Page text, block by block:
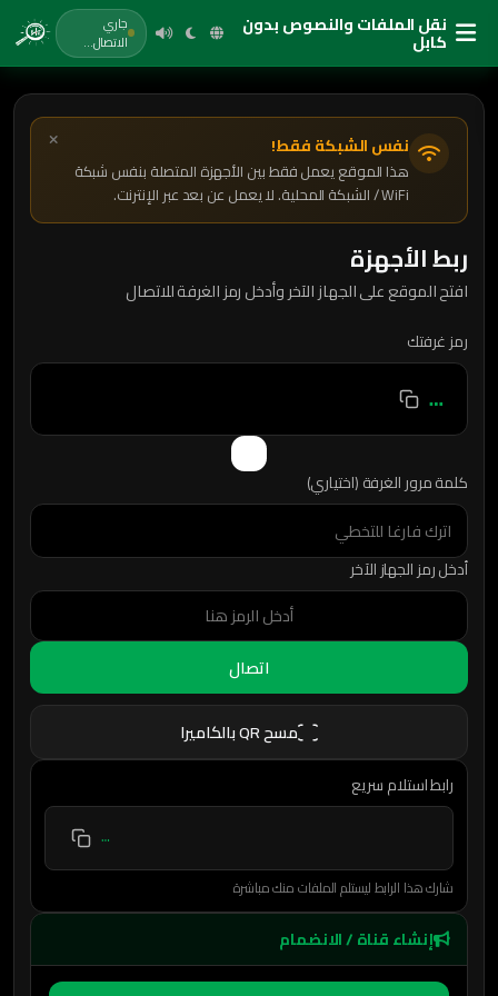
إلى
المحتوى
نقل الملفات والنصوص بدون
كابل
جاري
الاتصال...
نفس الشبكة فقط!
هذا الموقع يعمل فقط بين الأجهزة المتصلة بنفس شبكة
WiFi / الشبكة المحلية. لا يعمل عن بعد عبر الإنترنت.
ربط الأجهزة
افتح الموقع على الجهاز الآخر وأدخل رمز الغرفة للاتصال
رمز غرفتك
…
كلمة مرور الغرفة (اختياري)
أدخل رمز الجهاز الآخر
اتصال
مسح QR بالكاميرا
رابط استلام سريع
…
شارك هذا الرابط ليستلم الملفات منك مباشرة
إنشاء قناة / الانضمام